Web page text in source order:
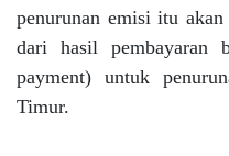
penurunan emisi itu
dari hasil pembayaran
payment) untuk
Timur.